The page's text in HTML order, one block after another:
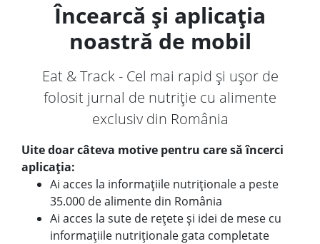
Încearcă și aplicația
noastră de mobil
Eat & Track - Cel mai rapid și ușor de
folosit jurnal de nutriție cu alimente
exclusiv din România
Uite doar câteva motive pentru care să încerci
aplicația:
Ai acces la informațiile nutriționale a peste
35.000 de alimente din România
Ai acces la sute de rețete și idei de mese cu
informațiile nutriționale gata completate